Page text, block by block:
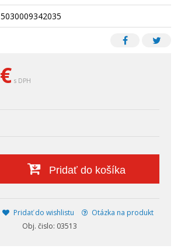
€ s DPH
Pridať do košíka
Pridať do wishlistu
Otázka na produkt
Obj. čislo: 03513
5030009342035